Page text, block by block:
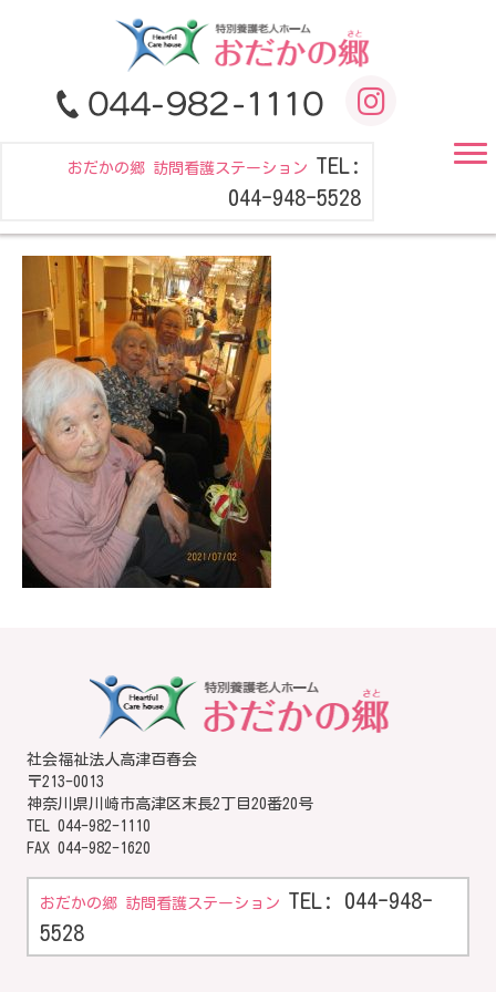
おだかの郷 訪問看護ステーション TEL:
044-948-5528
社会福祉法人高津百春会
〒213-0013
神奈川県川崎市高津区末長2丁目20番20号
TEL 044-982-1110
FAX 044-982-1620
おだかの郷 訪問看護ステーション TEL: 044-948-
5528